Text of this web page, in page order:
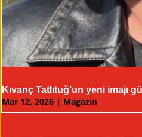
Kıvanç Tatlıtuğ’un yeni imajı
Mar 12, 2026 | Magazin